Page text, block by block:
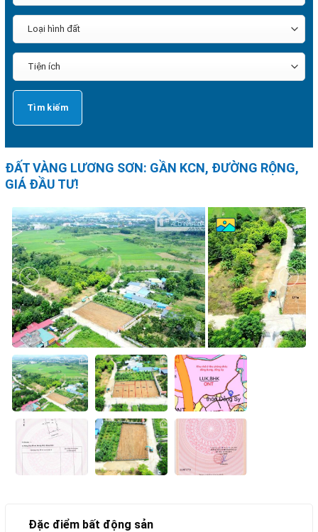
ĐẤT VÀNG LƯƠNG SƠN: GẦN KCN, ĐƯỜNG RỘNG,
GIÁ ĐẦU TƯ!
Đặc điểm bất động sản